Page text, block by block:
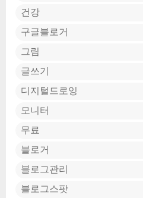
건강
구글블로거
그림
글쓰기
디지털드로잉
모니터
무료
블로거
블로그관리
블로그스팟